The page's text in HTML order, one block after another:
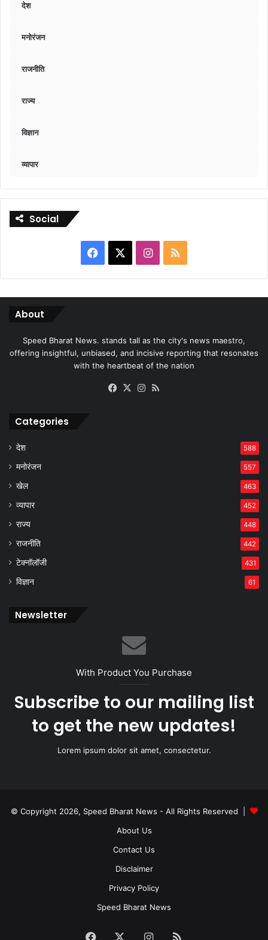
देश
मनोरंजन
राजनीति
राज्य
विज्ञान
व्यापार
Social
Facebook Instagram
RSS
About
Speed Bharat News. stands tall as the city's news maestro,
offering insightful, unbiased, and incisive reporting that resonates
with the heartbeat of the nation
Facebook
X Instagram
Categories
देश 588
मनोरंजन 557
खेल 463
व्यापार 452
राज्य 448
राजनीति 442
टेक्नॉलॉजी 431
विज्ञान 61
Newsletter
With Product You Purchase
Subscribe to our mailing list
to get the new updates!
Lorem ipsum dolor sit amet, consectetur.
© Copyright 2026, Speed Bharat News - All Rights Reserved |
About Us
Contact Us
Disclaimer
Privacy Policy
Speed Bharat News
Facebook Instagram
RSS